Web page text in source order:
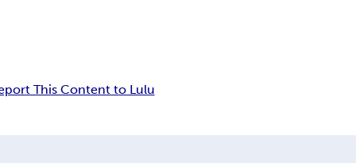
This Content to Lulu